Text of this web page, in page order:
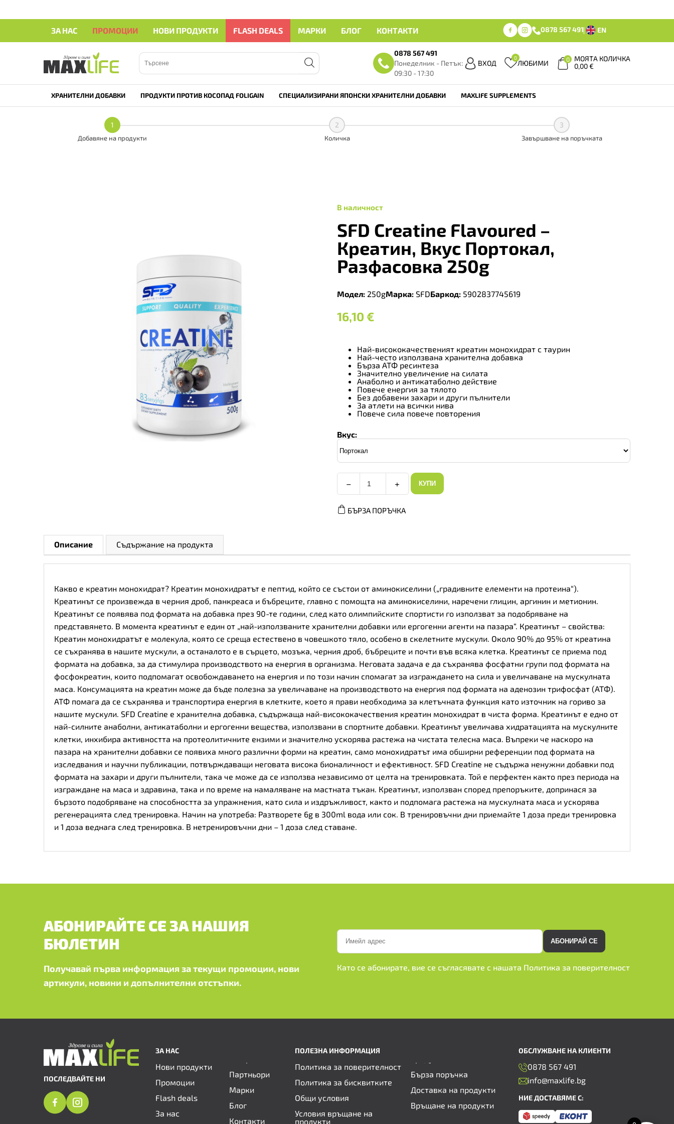
ЗА НАС ПРОМОЦИИ НОВИ ПРОДУКТИ FLASH DEALS МАРКИ БЛОГ КОНТАКТИ 0878 567 491 EN
0878 567 491
Понеделник - Петък:
09:30 - 17:30
ВХОД
0
ЛЮБИМИ 0
МОЯТА КОЛИЧКА
0,00€
ХРАНИТЕЛНИ ДОБАВКИ ПРОДУКТИ ПРОТИВ КОСОПАД FOLIGAIN СПЕЦИАЛИЗИРАНИ ЯПОНСКИ ХРАНИТЕЛНИ ДОБАВКИ MAXLIFE SUPPLEMENTS
1
Добавяне на продукти
2
Количка
3
Завършване на поръчката
В наличност
SFD Creatine Flavoured –
Креатин, Вкус Портокал,
Разфасовка 250g
Модел: 250gМарка: SFDБаркод: 5902837745619
16,10 €
Най-висококачественият креатин монохидрат с таурин
Най-често използвана хранителна добавка
Бърза АТФ ресинтеза
Значително увеличение на силата
Анаболно и антикатаболно действие
Повече енергия за тялото
Без добавени захари и други пълнители
За атлети на всички нива
Повече сила повече повторения
Вкус:
−
Creatine
-
+ КУПИ
БЪРЗА ПОРЪЧКА
Описание Съдържание на продукта
Какво е креатин монохидрат? Креатин монохидратът е пептид, който се състои от аминокиселини („градивните елементи на протеина“).
Креатинът се произвежда в черния дроб, панкреаса и бъбреците, главно с помощта на аминокиселини, наречени глицин, аргинин и метионин.
Креатинът се появява под формата на добавка през 90-те години, след като олимпийските спортисти го използват за подобряване на
представянето. В момента креатинът е един от „най-използваните хранителни добавки или ергогенни агенти на пазара“. Креатинът – свойства:
Креатин монохидратът е молекула, която се среща естествено в човешкото тяло, особено в скелетните мускули. Около 90% до 95% от креатина
се съхранява в нашите мускули, а останалото е в сърцето, мозъка, черния дроб, бъбреците и почти във всяка клетка. Креатинът се приема под
формата на добавка, за да стимулира производството на енергия в организма. Неговата задача е да съхранява фосфатни групи под формата на
фосфокреатин, които подпомагат освобождаването на енергия и по този начин спомагат за изграждането на сила и увеличаване на мускулната
маса. Консумацията на креатин може да бъде полезна за увеличаване на производството на енергия под формата на аденозин трифосфат (АТФ).
АТФ помага да се съхранява и транспортира енергия в клетките, което я прави необходима за клетъчната функция като източник на гориво за
нашите мускули. SFD Creatine е хранителна добавка, съдържаща най-висококачествения креатин монохидрат в чиста форма. Креатинът е едно от
най-силните анаболни, антикатаболни и ергогенни вещества, използвани в спортните добавки. Креатинът увеличава хидратацията на мускулните
клетки, инхибира активността на протеолитичните ензими и значително ускорява растежа на чистата телесна маса. Въпреки че наскоро на
пазара на хранителни добавки се появиха много различни форми на креатин, само монохидратът има обширни референции под формата на
изследвания и научни публикации, потвърждаващи неговата висока бионаличност и ефективност. SFD Creatine не съдържа ненужни добавки под
формата на захари и други пълнители, така че може да се използва независимо от целта на тренировката. Той е перфектен както през периода на
изграждане на маса и здравина, така и по време на намаляване на мастната тъкан. Креатинът, използван според препоръките, допринася за
бързото подобряване на способността за упражнения, като сила и издръжливост, както и подпомага растежа на мускулната маса и ускорява
регенерацията след тренировка. Начин на употреба: Разтворете 6g в 300ml вода или сок. В тренировъчни дни приемайте 1 доза преди тренировка
и 1 доза веднага след тренировка. В нетренировъчни дни – 1 доза след ставане.
АБОНИРАЙТЕ СЕ ЗА НАШИЯ
БЮЛЕТИН
Получавай първа информация за текущи промоции, нови
артикули, новини и допълнителни отстъпки.
АБОНИРАЙ СЕ
Като се абонирате, вие се съгласявате с нашата Политика за поверителност
ПОСЛЕДВАЙТЕ НИ
ЗА НАС
Нови продукти
Промоции
Flash deals
За нас
Партньори
Марки
Блог
Контакти
ПОЛЕЗНА ИНФОРМАЦИЯ
Политика за поверителност
Политика за бисквитките
Общи условия
Условия връщане на
продукти
Бърза поръчка
Доставка на продукти
Връщане на продукти
ОБСЛУЖВАНЕ НА КЛИЕНТИ
0878 567 491
info@maxlife.bg
НИЕ ДОСТАВЯМЕ С: